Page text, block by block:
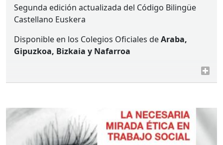
Segunda edición actualizada del Código Bilingüe
Castellano Euskera
Disponible en los Colegios Oficiales deAraba,
Gipuzkoa, Bizkaia y Nafarroa